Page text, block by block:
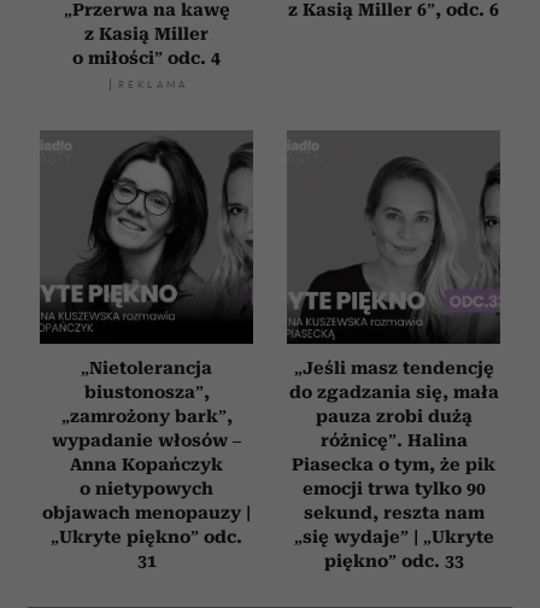
Partnerzy mogą połączyć te informacje z innymi danymi
otrzymanymi od Ciebie lub uzyskanymi podczas
korzystania z ich usług.
„Przerwa na kawę
z Kasią Miller
o miłości” odc. 4
z Kasią Miller 6”, odc. 6
„Nietolerancja
biustonosza”,
„zamrożony bark”,
wypadanie włosów –
Anna Kopańczyk
o nietypowych
objawach menopauzy |
„Ukryte piękno” odc.
31
„Jeśli masz tendencję
do zgadzania się, mała
pauza zrobi dużą
różnicę”. Halina
Piasecka o tym, że pik
emocji trwa tylko 90
sekund, reszta nam
„się wydaje” | „Ukryte
piękno” odc. 33